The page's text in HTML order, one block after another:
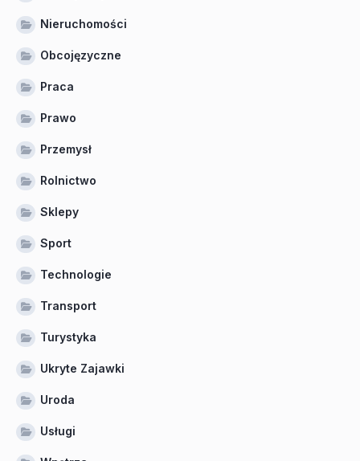
Nieruchomości
Obcojęzyczne
Praca
Prawo
Przemysł
Rolnictwo
Sklepy
Sport
Technologie
Transport
Turystyka
Ukryte Zajawki
Uroda
Usługi